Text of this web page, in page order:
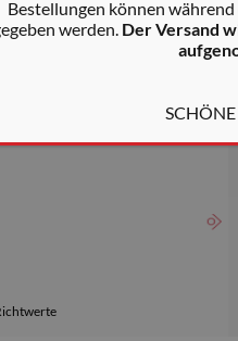
Bestellungen können
werden. Der Versand